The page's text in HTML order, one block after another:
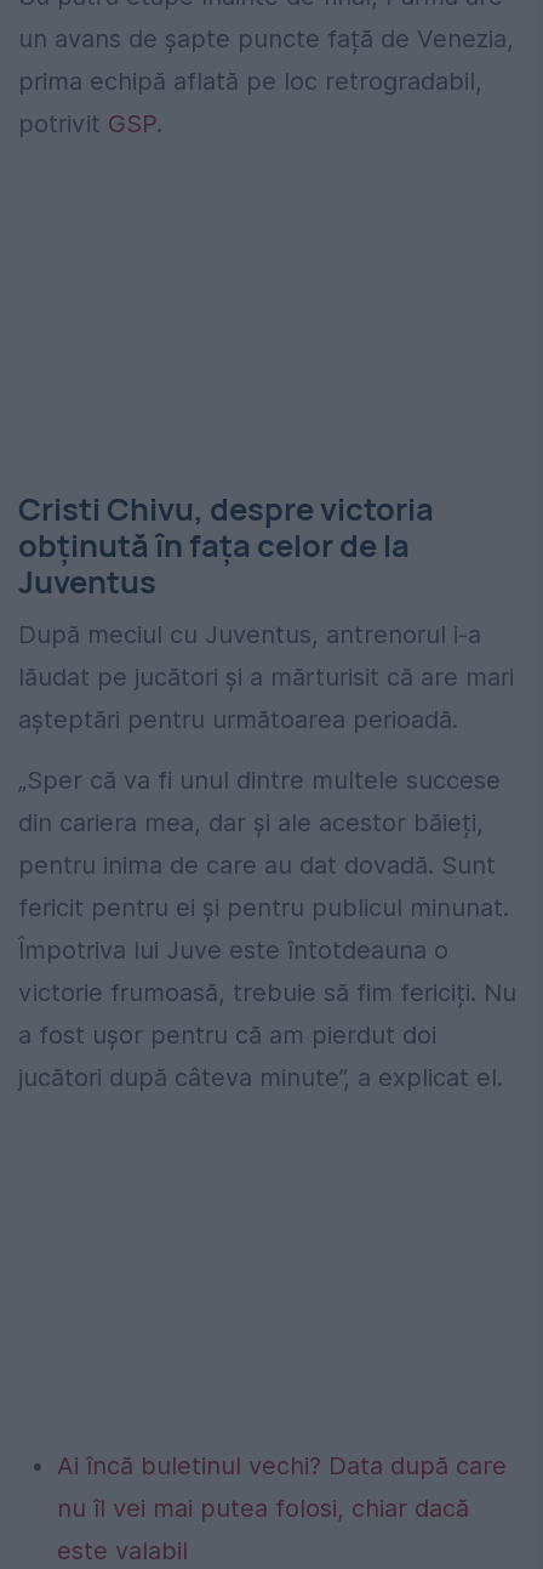
un avans de șapte puncte față de Venezia,
prima echipă aflată pe loc retrogradabil,
potrivit GSP.
Cristi Chivu, despre victoria
obținută în fața celor de la
Juventus
După meciul cu Juventus, antrenorul i-a
lăudat pe jucători și a mărturisit că are mari
așteptări pentru următoarea perioadă.
„Sper că va fi unul dintre multele succese
din cariera mea, dar și ale acestor băieți,
pentru inima de care au dat dovadă. Sunt
fericit pentru ei și pentru publicul minunat.
Împotriva lui Juve este întotdeauna o
victorie frumoasă, trebuie să fim fericiți. Nu
a fost ușor pentru că am pierdut doi
jucători după câteva minute”, a explicat el.
Ai încă buletinul vechi? Data după care
nu îl vei mai putea folosi, chiar dacă
este valabil